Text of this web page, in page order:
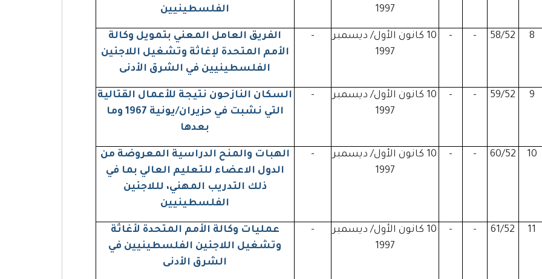
1997
الفلسطينيين
8
58/52
-
-
10 كانون الأول/ ديسمبر
1997
-
الفريق العامل المعني بتمويل وكالة
الأمم المتحدة لإغاثة وتشغيل اللاجئين
الفلسطينيين في الشرق الأدنى
9
59/52
-
-
10 كانون الأول/ ديسمبر
1997
-
السكان النازحون نتيجة للأعمال القتالية
التي نشبت في حزيران/يونية 1967 وما
بعدها
10
60/52
-
-
10 كانون الأول/ ديسمبر
1997
-
الهبات والمنح الدراسية المعروضة من
الدول الاعضاء للتعليم العالي بما في
ذلك التدريب المهني، لللاجئين
الفلسطينيين
11
61/52
-
-
10 كانون الأول/ ديسمبر
1997
-
عمليات وكالة الأمم المتحدة لأغاثة
وتشغيل اللاجئين الفلسطينيين في
الشرق الأدنى